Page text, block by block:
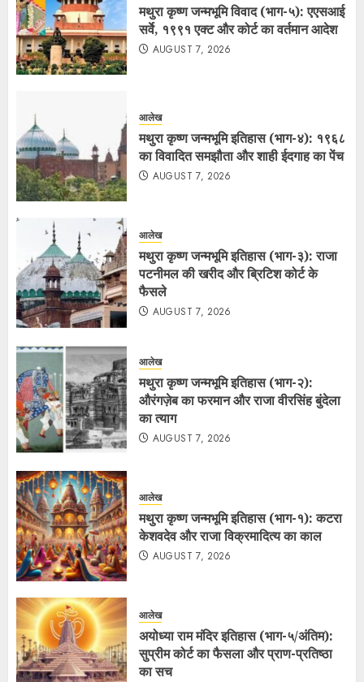
मथुरा कृष्ण जन्मभूमि विवाद (भाग-५): एएसआई
सर्वे, १९९१ एक्ट और कोर्ट का वर्तमान आदेश
AUGUST 7, 2026
आलेख
मथुरा कृष्ण जन्मभूमि इतिहास (भाग-४): १९६८
का विवादित समझौता और शाही ईदगाह का पेंच
AUGUST 7, 2026
आलेख
मथुरा कृष्ण जन्मभूमि इतिहास (भाग-३): राजा
पटनीमल की खरीद और ब्रिटिश कोर्ट के
फैसले
AUGUST 7, 2026
आलेख
मथुरा कृष्ण जन्मभूमि इतिहास (भाग-२):
औरंगज़ेब का फरमान और राजा वीरसिंह बुंदेला
का त्याग
AUGUST 7, 2026
आलेख
मथुरा कृष्ण जन्मभूमि इतिहास (भाग-१): कटरा
केशवदेव और राजा विक्रमादित्य का काल
AUGUST 7, 2026
आलेख
अयोध्या राम मंदिर इतिहास (भाग-५/अंतिम):
सुप्रीम कोर्ट का फैसला और प्राण-प्रतिष्ठा
का सच